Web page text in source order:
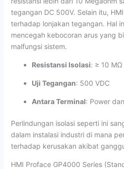
tegangan DC 500V. Selain itu,
terhadap lonjakan tegangan. Hal
mencegah kebocoran arus yang
malfungsi sistem.
Resistansi Isolasi: ≥ 10 MΩ
Uji Tegangan: 500 VDC
Antara Terminal: Power
Perlindungan isolasi seperti ini
dalam instalasi industri di mana
terhadap kerusakan akibat
HMI Proface GP4000 Series